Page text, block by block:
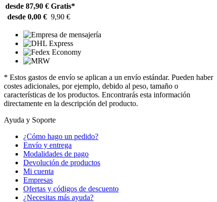
desde 87,90 € Gratis*
desde 0,00 € 9,90 €
* Estos gastos de envío se aplican a un envío estándar. Pueden haber
costes adicionales, por ejemplo, debido al peso, tamaño o
características de los productos. Encontrarás esta información
directamente en la descripción del producto.
Ayuda y Soporte
¿Cómo hago un pedido?
Envío y entrega
Modalidades de pago
Devolución de productos
Mi cuenta
Empresas
Ofertas y códigos de descuento
¿Necesitas más ayuda?